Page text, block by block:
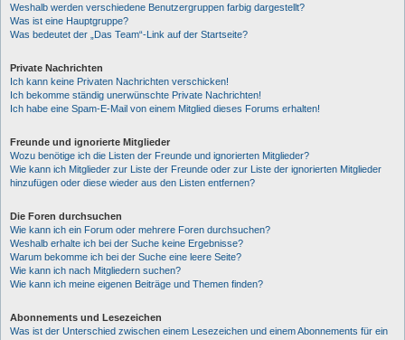
Weshalb werden verschiedene Benutzergruppen farbig dargestellt?
Was ist eine Hauptgruppe?
Was bedeutet der „Das Team“-Link auf der Startseite?
Private Nachrichten
Ich kann keine Privaten Nachrichten verschicken!
Ich bekomme ständig unerwünschte Private Nachrichten!
Ich habe eine Spam-E-Mail von einem Mitglied dieses Forums erhalten!
Freunde und ignorierte Mitglieder
Wozu benötige ich die Listen der Freunde und ignorierten Mitglieder?
Wie kann ich Mitglieder zur Liste der Freunde oder zur Liste der ignorierten Mitglieder
hinzufügen oder diese wieder aus den Listen entfernen?
Die Foren durchsuchen
Wie kann ich ein Forum oder mehrere Foren durchsuchen?
Weshalb erhalte ich bei der Suche keine Ergebnisse?
Warum bekomme ich bei der Suche eine leere Seite?
Wie kann ich nach Mitgliedern suchen?
Wie kann ich meine eigenen Beiträge und Themen finden?
Abonnements und Lesezeichen
Was ist der Unterschied zwischen einem Lesezeichen und einem Abonnements für ein